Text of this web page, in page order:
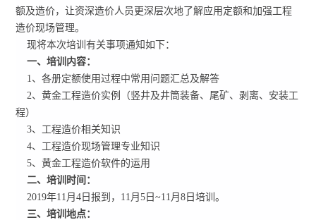
额及造价，让资深造价人员更深层次地了解应用定额和加强工程
造价现场管理。
现将本次培训有关事项通知如下：
一、培训内容：
1、各册定额使用过程中常用问题汇总及解答
2、黄金工程造价实例（竖井及井筒装备、尾矿、剥离、安装工
程）
3、工程造价相关知识
4、工程造价现场管理专业知识
5、黄金工程造价软件的运用
二、培训时间：
2019年11月4日报到，11月5日~11月8日培训。
三、培训地点：